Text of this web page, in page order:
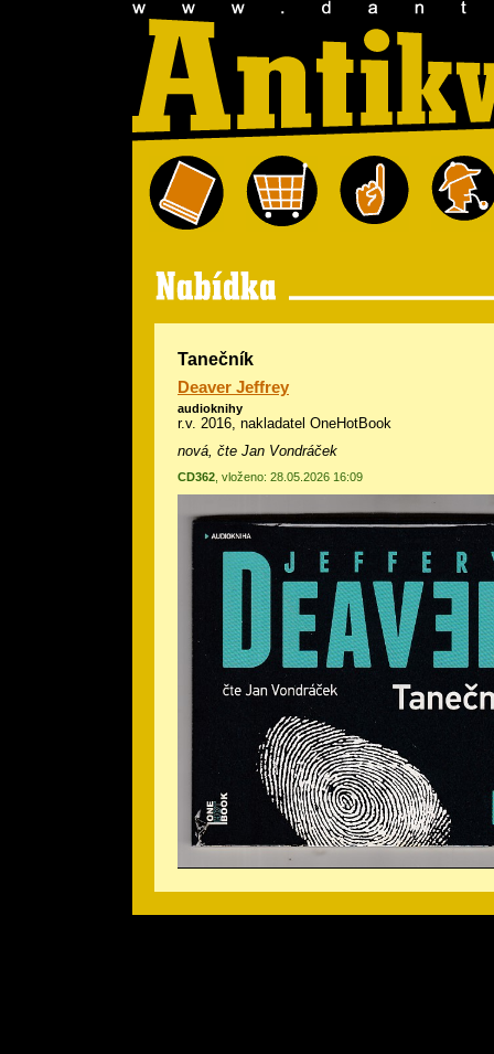
Tanečník
Deaver Jeffrey
audioknihy
r.v. 2016, nakladatel OneHotBook
nová, čte Jan Vondráček
CD362 , vloženo: 28.05.2026 16:09